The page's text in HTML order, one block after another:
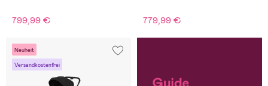
799,99 € 779,99 €
Neuheit
Versandkostenfrei